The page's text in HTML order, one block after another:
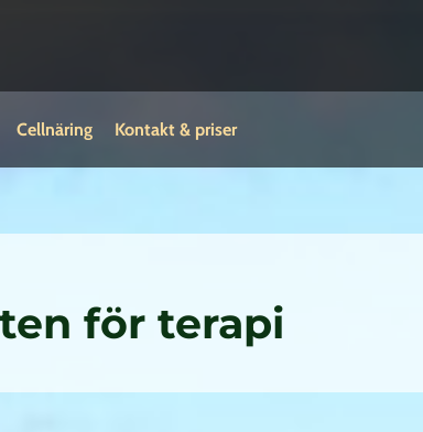
Cellnäring Kontakt & priser
för terapi